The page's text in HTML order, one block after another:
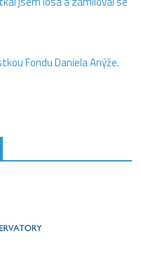
Fondu Daniela Anýže.